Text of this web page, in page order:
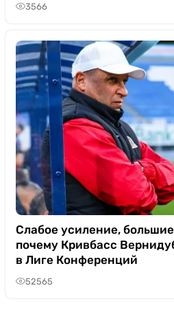
3566
Слабое усиление,
почему Кривбасс
в Лиге Конференций
52565